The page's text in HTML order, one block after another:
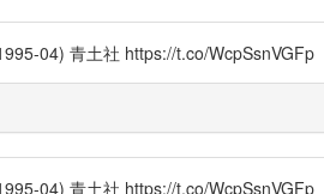
04) 青土社 https://t.co/WcpSsnVGFp
04) 青土社 https://t.co/WcpSsnVGFp